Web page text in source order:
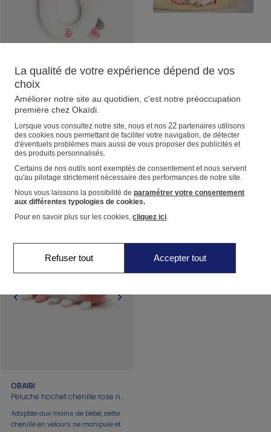
OBAIBI
Peluche hochet lapin rose naissance
Toucher le velours tout doux,
secouer et écouter le bruit du
hochet, voilà une merveilleuse
façon de développer ses sens !
Avec ce hochet lapin facile à
attraper et à manipuler, les petites
s'amusent et s'éveillent. Hauteur 17
10,99€
d'amour Corolle 30 cm possède la
taille idéale pour être tendrement
cajolé et promené dans les petits
d’une combinaison rose douce et
confortable qui le garde bien au
chaud, assortie d’une jolie tête
d'ours brodée sur son ventre et sa
36,99€
OBAIBI
Peluche hochet chenille rose naissance
Adaptée aux mains de bébé, cette
chenille en velours se manipule et
La qualité de votre expérience dépend de vos
choix
Améliorer notre site au quotidien, c'est notre préoccupation
première chez Okaïdi.
Lorsque vous consultez notre site, nous et nos 22partenaires utilisons
des cookies nous permettant de faciliter votre navigation, de détecter
d'éventuels problèmes mais aussi de vous proposer des publicités et
des produits personnalisés.
Certains de nos outils sont exemptés de consentement et nous servent
qu'au pilotage strictement nécessaire des performances de notre site.
Nous vous laissons la possibilité de paramétrer votre consentement
aux différentes typologies de cookies.
Pour en savoir plus sur les cookies, cliquez ici.
Refuser tout Accepter tout